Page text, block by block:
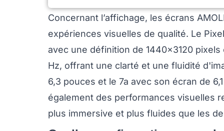
Concernant l’affichage, les écrans
expériences visuelles de qualité. Le
avec une définition de 1440x3120
Hz, offrant une clarté et une fluidité
6,3 pouces et le 7a avec son écran de
également des performances visuelles
plus immersive et plus fluides que les